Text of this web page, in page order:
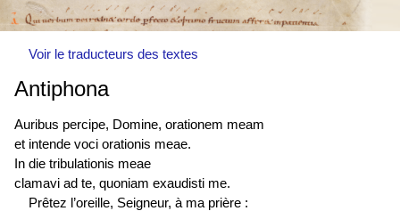
Voir le traducteurs des textes
Antiphona
Auribus percipe, Domine, orationem meam
et intende voci orationis meae.
In die tribulationis meae
clamavi ad te, quoniam exaudisti me.
Prêtez l’oreille, Seigneur, à ma prière :